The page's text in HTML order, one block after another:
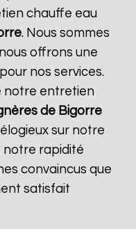
chauffe eau
. Nous sommes
offrons une
nos services.
notre entretien
de Bigorre
sur notre
notre rapidité
convaincus que
satisfait